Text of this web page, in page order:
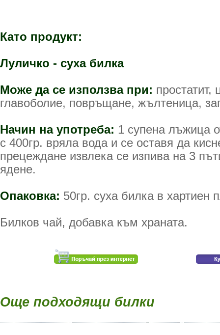
Като продукт:
Луличко - суха билка
Може да се използва при: простатит,
главоболие, повръщане, жълтеница,
Начин на употреба: 1 супена лъжица
с 400гр. вряла вода и се оставя да
прецеждане извлека се изпива на 3
ядене.
Опаковка: 50гр. суха билка в хартиен
Билков чай, добавка към храната.
Още подходящи билки